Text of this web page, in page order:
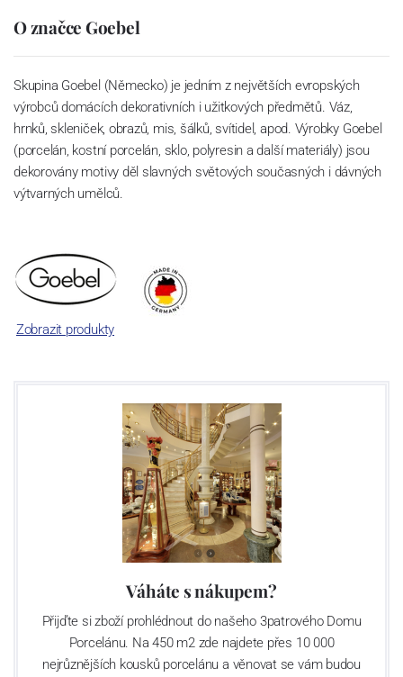
O značce Goebel
Skupina Goebel (Německo) je jedním z největších evropských
výrobců domácích dekorativních i užitkových předmětů. Váz,
hrnků, skleniček, obrazů, mis, šálků, svítidel, apod. Výrobky Goebel
(porcelán, kostní porcelán, sklo, polyresin a další materiály) jsou
dekorovány motivy děl slavných světových současných i dávných
výtvarných umělců.
Zobrazit produkty
Váháte s nákupem?
Přijďte si zboží prohlédnout do našeho 3patrového Domu
Porcelánu. Na 450 m2 zde najdete přes 10 000
nejrůznějších kousků porcelánu a věnovat se vám budou